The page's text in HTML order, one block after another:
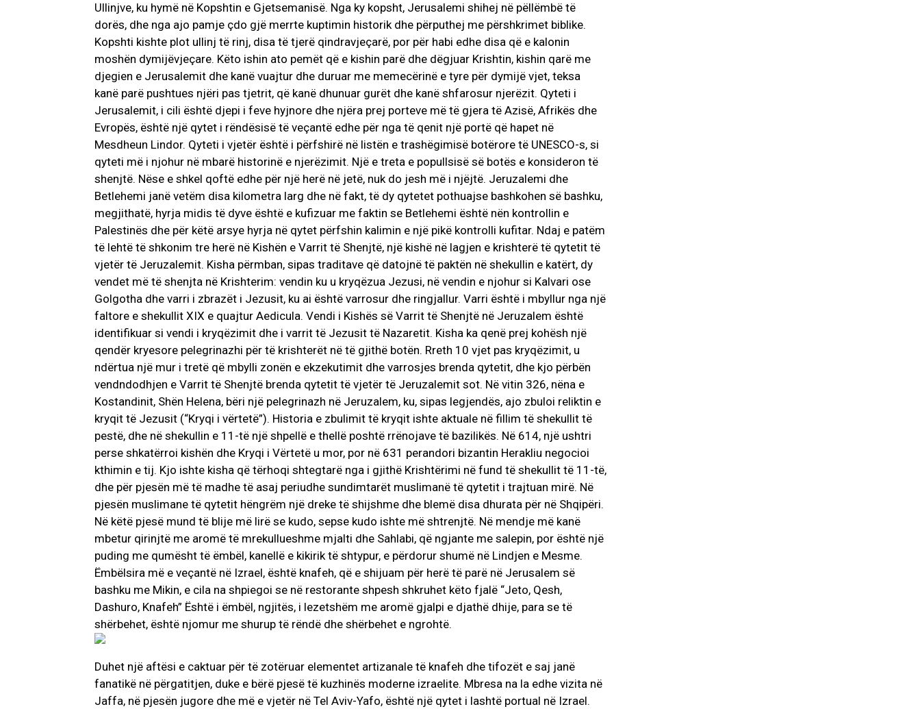
Ullinjve, ku hymë në Kopshtin e Gjetsemanisë. Nga ky kopsht, Jerusalemi shihej në pëllëmbë të
dorës, dhe nga ajo pamje çdo gjë merrte kuptimin historik dhe përputhej me përshkrimet biblike.
Kopshti kishte plot ullinj të rinj, disa të tjerë qindravjeçarë, por për habi edhe disa që e kalonin
moshën dymijëvjeçare. Këto ishin ato pemët që e kishin parë dhe dëgjuar Krishtin, kishin qarë me
djegien e Jerusalemit dhe kanë vuajtur dhe duruar me memecërinë e tyre për dymijë vjet, teksa
kanë parë pushtues njëri pas tjetrit, që kanë dhunuar gurët dhe kanë shfarosur njerëzit. Qyteti i
Jerusalemit, i cili është djepi i feve hyjnore dhe njëra prej porteve më të gjera të Azisë, Afrikës dhe
Evropës, është një qytet i rëndësisë të veçantë edhe për nga të qenit një portë që hapet në
Mesdheun Lindor. Qyteti i vjetër është i përfshirë në listën e trashëgimisë botërore të UNESCO-s, si
qyteti më i njohur në mbarë historinë e njerëzimit. Një e treta e popullsisë së botës e konsideron të
shenjtë. Nëse e shkel qoftë edhe për një herë në jetë, nuk do jesh më i njëjtë. Jeruzalemi dhe
Betlehemi janë vetëm disa kilometra larg dhe në fakt, të dy qytetet pothuajse bashkohen së bashku,
megjithatë, hyrja midis të dyve është e kufizuar me faktin se Betlehemi është nën kontrollin e
Palestinës dhe për këtë arsye hyrja në qytet përfshin kalimin e një pikë kontrolli kufitar. Ndaj e patëm
të lehtë të shkonim tre herë në Kishën e Varrit të Shenjtë, një kishë në lagjen e krishterë të qytetit të
vjetër të Jeruzalemit. Kisha përmban, sipas traditave që datojnë të paktën në shekullin e katërt, dy
vendet më të shenjta në Krishterim: vendin ku u kryqëzua Jezusi, në vendin e njohur si Kalvari ose
Golgotha dhe varri i zbrazët i Jezusit, ku ai është varrosur dhe ringjallur. Varri është i mbyllur nga një
faltore e shekullit XIX e quajtur Aedicula. Vendi i Kishës së Varrit të Shenjtë në Jeruzalem është
identifikuar si vendi i kryqëzimit dhe i varrit të Jezusit të Nazaretit. Kisha ka qenë prej kohësh një
qendër kryesore pelegrinazhi për të krishterët në të gjithë botën. Rreth 10 vjet pas kryqëzimit, u
ndërtua një mur i tretë që mbylli zonën e ekzekutimit dhe varrosjes brenda qytetit, dhe kjo përbën
vendndodhjen e Varrit të Shenjtë brenda qytetit të vjetër të Jeruzalemit sot. Në vitin 326, nëna e
Kostandinit, Shën Helena, bëri një pelegrinazh në Jeruzalem, ku, sipas legjendës, ajo zbuloi reliktin e
kryqit të Jezusit (“Kryqi i vërtetë”). Historia e zbulimit të kryqit ishte aktuale në fillim të shekullit të
pestë, dhe në shekullin e 11-të një shpellë e thellë poshtë rrënojave të bazilikës. Në 614, një ushtri
perse shkatërroi kishën dhe Kryqi i Vërtetë u mor, por në 631 perandori bizantin Herakliu negocioi
kthimin e tij. Kjo ishte kisha që tërhoqi shtegtarë nga i gjithë Krishtërimi në fund të shekullit të 11-të,
dhe për pjesën më të madhe të asaj periudhe sundimtarët muslimanë të qytetit i trajtuan mirë. Në
pjesën muslimane të qytetit hëngrëm një dreke të shijshme dhe blemë disa dhurata për në Shqipëri.
Në këtë pjesë mund të blije më lirë se kudo, sepse kudo ishte më shtrenjtë. Në mendje më kanë
mbetur qirinjtë me aromë të mrekullueshme mjalti dhe Sahlabi, që ngjante me salepin, por është një
puding me qumësht të ëmbël, kanellë e kikirik të shtypur, e përdorur shumë në Lindjen e Mesme.
Ëmbëlsira më e veçantë në Izrael, është knafeh, që e shijuam për herë të parë në Jerusalem së
bashku me Mikin, e cila na shpiegoi se në restorante shpesh shkruhet këto fjalë “Jeto, Qesh,
Dashuro, Knafeh” Është i ëmbël, ngjitës, i lezetshëm me aromë gjalpi e djathë dhije, para se të
shërbehet, është njomur me shurup të rëndë dhe shërbehet e ngrohtë.
Duhet një aftësi e caktuar për të zotëruar elementet artizanale të knafeh dhe tifozët e saj janë
fanatikë në përgatitjen, duke e bërë pjesë të kuzhinës moderne izraelite. Mbresa na la edhe vizita në
Jaffa, në pjesën jugore dhe më e vjetër në Tel Aviv-Yafo, është një qytet i lashtë portual në Izrael.